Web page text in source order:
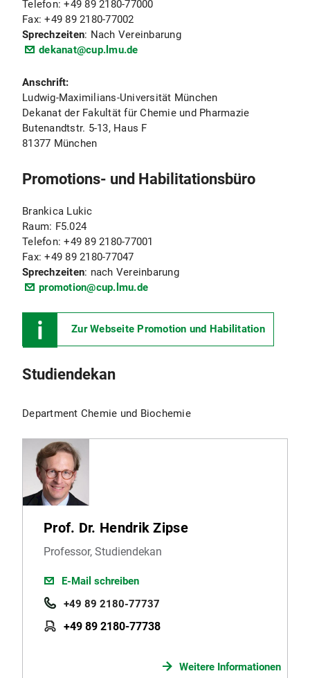
Telefon: +49 89 2180-77000
Fax: +49 89 2180-77002
Sprechzeiten: Nach Vereinbarung
dekanat@cup.lmu.de
Anschrift:
Ludwig-Maximilians-Universität München
Dekanat der Fakultät für Chemie und Pharmazie
Butenandtstr. 5-13, Haus F
81377 München
Promotions- und Habilitationsbüro
Brankica Lukic
Raum: F5.024
Telefon: +49 89 2180-77001
Fax: +49 89 2180-77047
Sprechzeiten: nach Vereinbarung
promotion@cup.lmu.de
Zur Webseite Promotion und Habilitation
Studiendekan
Department Chemie und Biochemie
Prof. Dr. Hendrik Zipse
Professor, Studiendekan
E-Mail schreiben
+49 89 2180-77737
+49 89 2180-77738
Weitere Informationen